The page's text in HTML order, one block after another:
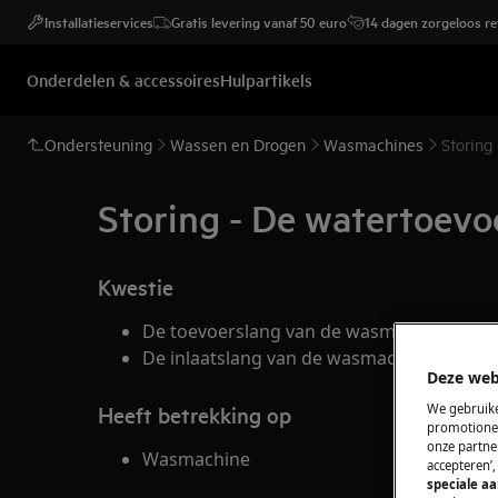
Installatieservices Gratis levering vanaf 50 euro 14 dagen zorgeloos
Onderdelen & accessoiresHulpartikels
Ondersteuning Wassen en Drogen Wasmachines
Storing - De
Kwestie
De toevoerslang van de wasmachine lekt.
De inlaatslang van de wasmachine verliest
Heeft betrekking op
Wasmachine
Deze
We
onze
speciale